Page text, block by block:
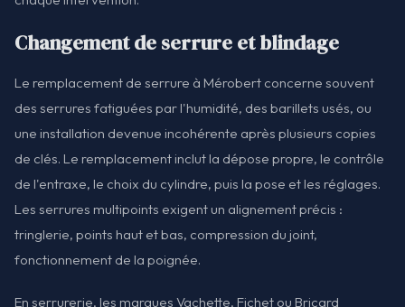
Changement de serrure et blindage
Le remplacement de serrure à Mérobert concerne souvent
des serrures fatiguées par l'humidité, des barillets usés, ou
une installation devenue incohérente après plusieurs copies
de clés. Le remplacement inclut la dépose propre, le contrôle
de l'entraxe, le choix du cylindre, puis la pose et les réglages.
Les serrures multipoints exigent un alignement précis :
tringlerie, points haut et bas, compression du joint,
fonctionnement de la poignée.
En serrurerie, les marques Vachette, Fichet ou Bricard